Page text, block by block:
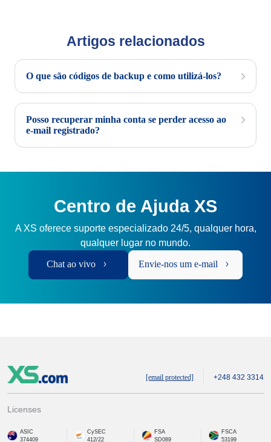
Artigos relacionados
O que são códigos de backup e como utilizá-los?
Posso recuperar minha conta se perder acesso ao
e-mail registrado?
Centro de Ajuda XS
A XS oferece suporte especializado 24/5, qualquer hora,
qualquer lugar no mundo.
Chat ao vivo Envie-nos um e-mail
[email protected] +248 432 3314
Licenses
ASIC
374409
CySEC
412/22
FSA
SD089
FSCA
53199